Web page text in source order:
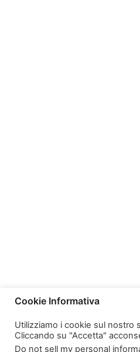
Cookie Informativa
Utilizziamo i cookie sul nostro
Cliccando su "Accetta"
Do not sell my personal